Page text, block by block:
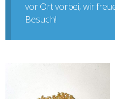
vor Ort vorbei, wir
Besuch!